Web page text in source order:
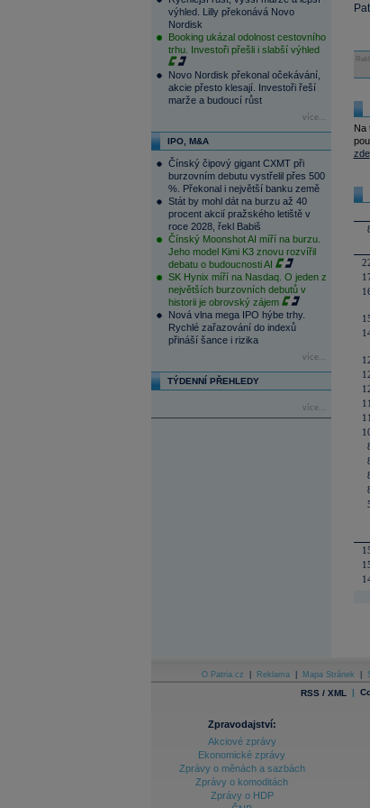
výhled. Lilly překonává Novo
Nordisk
Booking ukázal odolnost cestovního
trhu. Investoři přešli i slabší výhled
Novo Nordisk překonal očekávání,
akcie přesto klesají. Investoři řeší
marže a budoucí růst
více...
IPO, M&A
Čínský čipový gigant CXMT při
burzovním debutu vystřelil přes 500
%. Překonal i největší banku země
Stát by mohl dát na burzu až 40
procent akcií pražského letiště v
roce 2028, řekl Babiš
Čínský Moonshot AI míří na burzu.
Jeho model Kimi K3 znovu rozvířil
debatu o budoucnosti AI
SK Hynix míří na Nasdaq. O jeden z
největších burzovních debutů v
historii je obrovský zájem
Nová vlna mega IPO hýbe trhy.
Rychlé zařazování do indexů
přináší šance i rizika
více...
TÝDENNÍ PŘEHLEDY
více...
Na
zde.
O Patria.cz Reklama Mapa Stránek
RSS / XML |
Zpravodajství:
Akciové zprávy
Ekonomické zprávy
Zprávy o měnách a sazbách
Zprávy o komoditách
Zprávy o HDP